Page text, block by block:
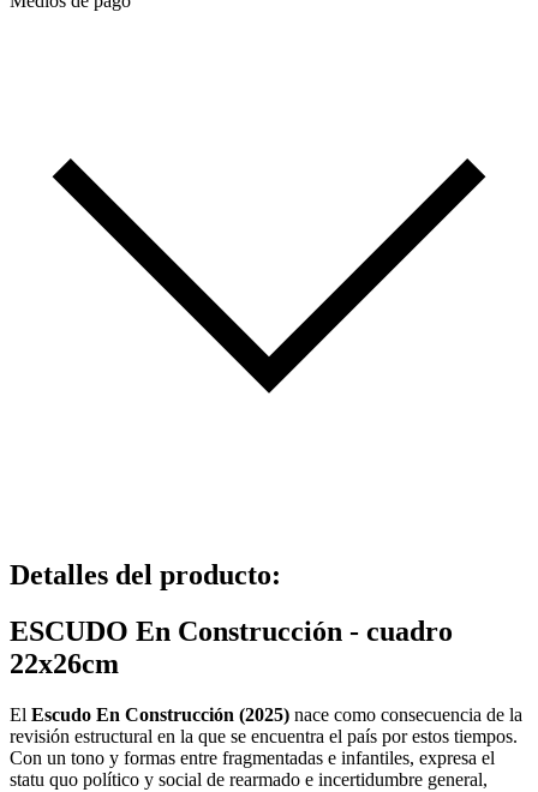
Detalles del producto:
ESCUDO En Construcción - cuadro
22x26cm
El Escudo En Construcción (2025) nace como consecuencia de la
revisión estructural en la que se encuentra el país por estos tiempos.
Con un tono y formas entre fragmentadas e infantiles, expresa el
statu quo político y social de rearmado e incertidumbre general,